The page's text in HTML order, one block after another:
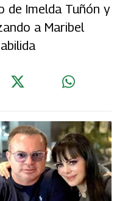
de Imelda Tuñón y
a Maribel